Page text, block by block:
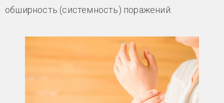
обширность (системность) поражений.